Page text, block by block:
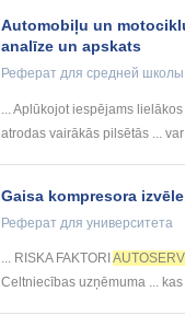
Automobiļu un
analīze un apskats
Реферат для средней школы
... Aplūkojot iespējams lielākos
atrodas vairākās pilsētās ...
Gaisa kompresora
Реферат для университета
... RISKA FAKTORI
Celtniecības uzņēmuma ...